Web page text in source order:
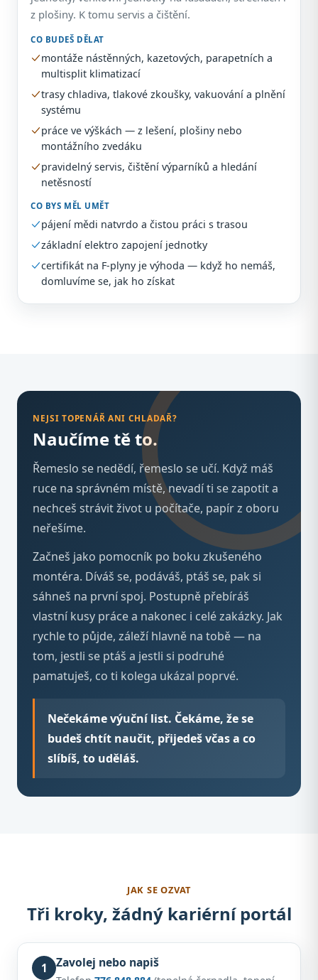
z plošiny. K tomu servis a čištění.
CO BUDEŠ DĚLAT
montáže nástěnných, kazetových, parapetních a
multisplit klimatizací
trasy chladiva, tlakové zkoušky, vakuování a plnění
systému
práce ve výškách — z lešení, plošiny nebo
montážního zvedáku
pravidelný servis, čištění výparníků a hledání
netěsností
CO BYS MĚL UMĚT
pájení mědi natvrdo a čistou práci s trasou
základní elektro zapojení jednotky
certifikát na F-plyny je výhoda — když ho nemáš,
domluvíme se, jak ho získat
NEJSI TOPENÁŘ ANI CHLADAŘ?
Naučíme tě to.
Řemeslo se nedědí, řemeslo se učí. Když máš
ruce na správném místě, nevadí ti se zapotit a
nechceš strávit život u počítače, papír z oboru
neřešíme.
Začneš jako pomocník po boku zkušeného
montéra. Díváš se, podáváš, ptáš se, pak si
sáhneš na první spoj. Postupně přebíráš
vlastní kusy práce a nakonec i celé zakázky. Jak
rychle to půjde, záleží hlavně na tobě — na
tom, jestli se ptáš a jestli si podruhé
pamatuješ, co ti kolega ukázal poprvé.
Nečekáme výuční list. Čekáme, že se
budeš chtít naučit, přijedeš včas a co
slíbíš, to uděláš.
JAK SE OZVAT
Tři kroky, žádný kariérní portál
1 Zavolej nebo napiš